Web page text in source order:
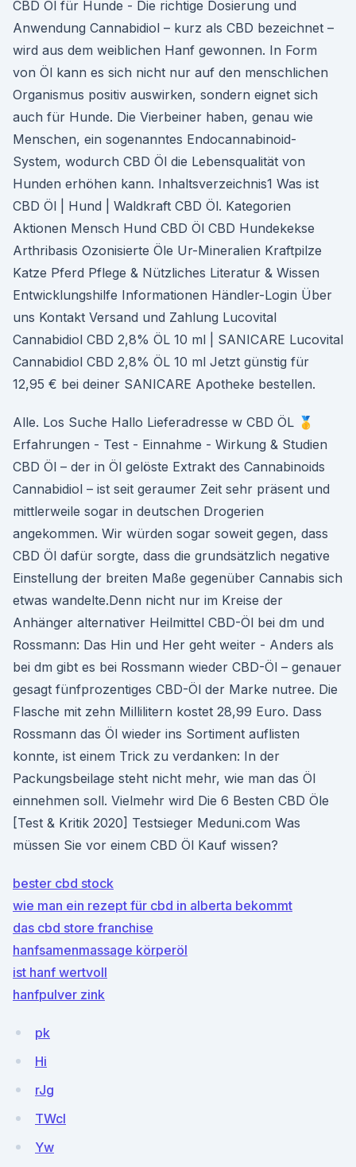
CBD Öl für Hunde - Die richtige Dosierung und
Anwendung Cannabidiol – kurz als CBD bezeichnet –
wird aus dem weiblichen Hanf gewonnen. In Form
von Öl kann es sich nicht nur auf den menschlichen
Organismus positiv auswirken, sondern eignet sich
auch für Hunde. Die Vierbeiner haben, genau wie
Menschen, ein sogenanntes Endocannabinoid-
System, wodurch CBD Öl die Lebensqualität von
Hunden erhöhen kann. Inhaltsverzeichnis1 Was ist
CBD Öl | Hund | Waldkraft CBD Öl. Kategorien
Aktionen Mensch Hund CBD Öl CBD Hundekekse
Arthribasis Ozonisierte Öle Ur-Mineralien Kraftpilze
Katze Pferd Pflege & Nützliches Literatur & Wissen
Entwicklungshilfe Informationen Händler-Login Über
uns Kontakt Versand und Zahlung Lucovital
Cannabidiol CBD 2,8% ÖL 10 ml | SANICARE Lucovital
Cannabidiol CBD 2,8% ÖL 10 ml Jetzt günstig für
12,95 € bei deiner SANICARE Apotheke bestellen.
Alle. Los Suche Hallo Lieferadresse w CBD ÖL 🥇
Erfahrungen - Test - Einnahme - Wirkung & Studien
CBD Öl – der in Öl gelöste Extrakt des Cannabinoids
Cannabidiol – ist seit geraumer Zeit sehr präsent und
mittlerweile sogar in deutschen Drogerien
angekommen. Wir würden sogar soweit gegen, dass
CBD Öl dafür sorgte, dass die grundsätzlich negative
Einstellung der breiten Maße gegenüber Cannabis sich
etwas wandelte.Denn nicht nur im Kreise der
Anhänger alternativer Heilmittel CBD-Öl bei dm und
Rossmann: Das Hin und Her geht weiter - Anders als
bei dm gibt es bei Rossmann wieder CBD-Öl – genauer
gesagt fünfprozentiges CBD-Öl der Marke nutree. Die
Flasche mit zehn Millilitern kostet 28,99 Euro. Dass
Rossmann das Öl wieder ins Sortiment auflisten
konnte, ist einem Trick zu verdanken: In der
Packungsbeilage steht nicht mehr, wie man das Öl
einnehmen soll. Vielmehr wird Die 6 Besten CBD Öle
[Test & Kritik 2020] Testsieger Meduni.com Was
müssen Sie vor einem CBD Öl Kauf wissen?
bester cbd stock
wie man ein rezept für cbd in alberta bekommt
das cbd store franchise
hanfsamenmassage körperöl
ist hanf wertvoll
hanfpulver zink
pk
Hi
rJg
TWcI
Yw